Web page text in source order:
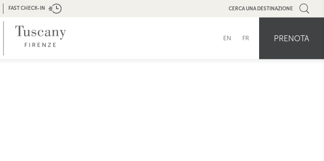
FAST CHECK-IN CERCA UNA DESTINAZIONE
EN FR PRENOTA